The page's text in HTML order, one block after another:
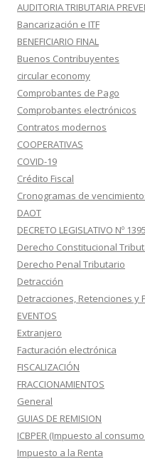
AUDITORIA TRIBUTARIA
Bancarización e ITF
BENEFICIARIO FINAL
Buenos Contribuyentes
circular economy
Comprobantes de Pago
Comprobantes electrónicos
Contratos modernos
COOPERATIVAS
COVID-19
Crédito Fiscal
Cronogramas de
DAOT
DECRETO LEGISLATIVO Nº 1395
Derecho Constitucional
Derecho Penal Tributario
Detracción
Detracciones, Retenciones y
EVENTOS
Extranjero
Facturación electrónica
FISCALIZACIÓN
FRACCIONAMIENTOS
General
GUIAS DE REMISION
ICBPER (Impuesto al
Impuesto a la Renta